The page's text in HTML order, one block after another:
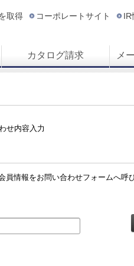
取得 コーポレートサイト IR
カタログ請求 メ
情報をお問い合わせフォームへ呼